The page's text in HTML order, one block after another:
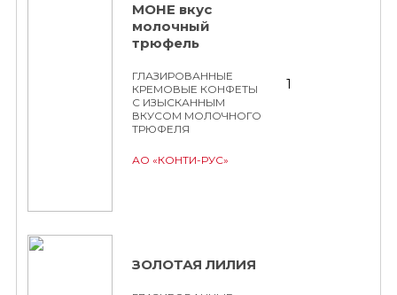
МОНЕ вкус
молочный
трюфель
ГЛАЗИРОВАННЫЕ
КРЕМОВЫЕ КОНФЕТЫ
С ИЗЫСКАННЫМ
ВКУСОМ МОЛОЧНОГО
ТРЮФЕЛЯ
АО «КОНТИ-РУС»
1
ЗОЛОТАЯ ЛИЛИЯ